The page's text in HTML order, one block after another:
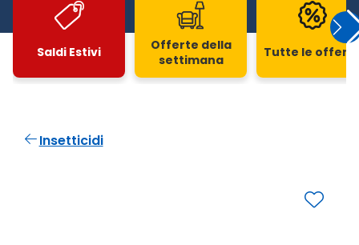
Saldi Estivi
Offerte della
settimana
Tutte le
Insetticidi